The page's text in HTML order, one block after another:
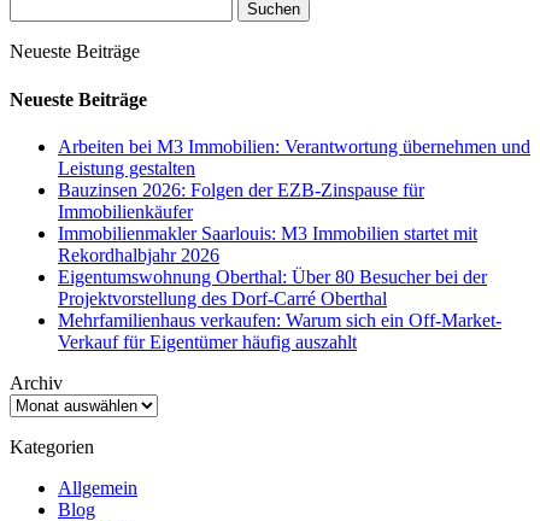
nach:
Neueste Beiträge
Neueste Beiträge
Arbeiten bei M3 Immobilien: Verantwortung übernehmen und
Leistung gestalten
Bauzinsen 2026: Folgen der EZB-Zinspause für
Immobilienkäufer
Immobilienmakler Saarlouis: M3 Immobilien startet mit
Rekordhalbjahr 2026
Eigentumswohnung Oberthal: Über 80 Besucher bei der
Projektvorstellung des Dorf-Carré Oberthal
Mehrfamilienhaus verkaufen: Warum sich ein Off-Market-
Verkauf für Eigentümer häufig auszahlt
Archiv
Kategorien
Allgemein
Blog